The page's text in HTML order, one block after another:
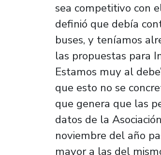
sea competitivo con
definió que debía
buses, y teníamos
las propuestas para
Estamos muy al
que esto no se
que genera que las
datos de la
noviembre del año
mayor a las del